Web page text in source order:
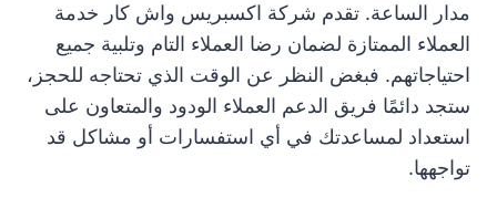
مدار الساعة. تقدم شركة اكسبريس واش كار خدمة
العملاء الممتازة لضمان رضا العملاء التام وتلبية جميع
احتياجاتهم. فبغض النظر عن الوقت الذي تحتاجه للحجز،
ستجد دائمًا فريق الدعم العملاء الودود والمتعاون على
استعداد لمساعدتك في أي استفسارات أو مشاكل قد
تواجهها.